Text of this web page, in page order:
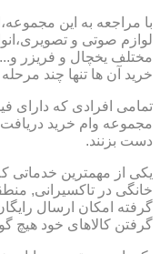
با مراجعه به این
لوازم صوتی و
مختلف یخچال و فریزر
خرید آن ها تنها چند
تمامی افرادی که دارای
مجموعه وام خرید
دست بزنند.
یکی از مهمترین
خانگی در تاکسیرانی,
گرفته امکان ارسال
گرفتن کالاهای خود هیچ